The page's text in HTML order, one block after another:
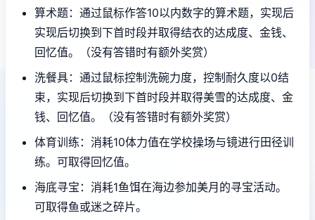
算术题：通过鼠标作答10以内数字的算术题，实现后
实现后切换到下首时段并取得结衣的达成度、金钱、
回忆值。（没有答错时有额外奖赏）
洗餐具：通过鼠标控制洗碗力度，控制耐久度以0结
束，实现后切换到下首时段并取得美雪的达成度、金
钱、回忆值。（没有答错时有额外奖赏）
体育训练：消耗10体力值在学校操场与镜进行田径训
练。可取得回忆值。
海底寻宝：消耗1鱼饵在海边参加美月的寻宝活动。
可取得鱼或迷之碎片。